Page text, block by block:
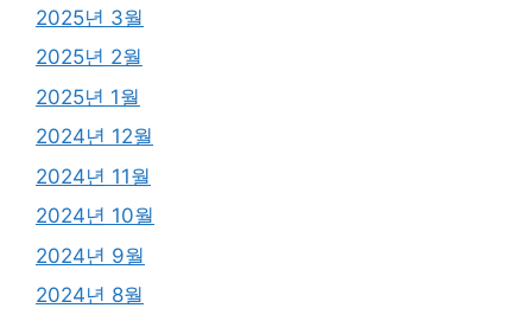
2025년 3월
2025년 2월
2025년 1월
2024년 12월
2024년 11월
2024년 10월
2024년 9월
2024년 8월